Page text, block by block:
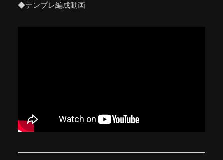
◆テンプレ編成動画
—————————————————————————